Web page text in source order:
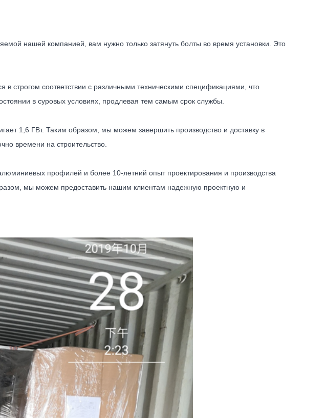
нашей компанией, вам нужно только затянуть болты во время установки. Это
в строгом соответствии с различными техническими спецификациями, что
в суровых условиях, продлевая тем самым срок службы.
1,6 ГВт. Таким образом, мы можем завершить производство и доставку в
времени на строительство.
профилей и более 10-летний опыт проектирования и производства
мы можем предоставить нашим клиентам надежную проектную и